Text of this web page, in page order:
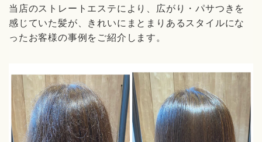
当店のストレートエステにより、広がり・パサつきを
感じていた髪が、きれいにまとまりあるスタイルにな
ったお客様の事例をご紹介します。